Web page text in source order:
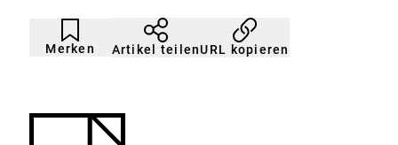
Merken
Artikel
nicht
gemerkt
Durch
Klicken
der
Artikel teilenURL kopieren